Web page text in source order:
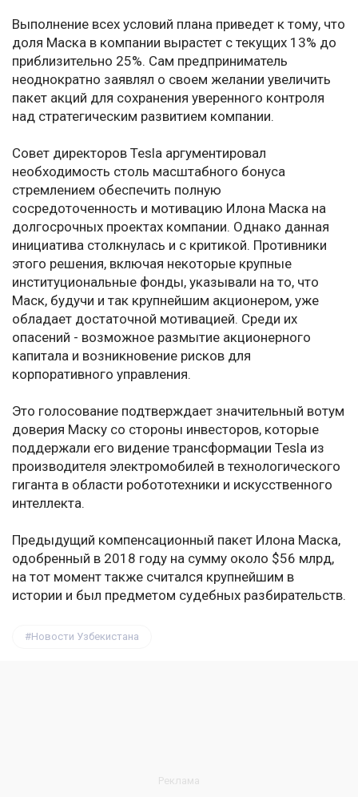
Выполнение всех условий плана приведет к тому, что
доля Маска в компании вырастет с текущих 13% до
приблизительно 25%. Сам предприниматель
неоднократно заявлял о своем желании увеличить
пакет акций для сохранения уверенного контроля
над стратегическим развитием компании.
Совет директоров Tesla аргументировал
необходимость столь масштабного бонуса
стремлением обеспечить полную
сосредоточенность и мотивацию Илона Маска на
долгосрочных проектах компании. Однако данная
инициатива столкнулась и с критикой. Противники
этого решения, включая некоторые крупные
институциональные фонды, указывали на то, что
Маск, будучи и так крупнейшим акционером, уже
обладает достаточной мотивацией. Среди их
опасений - возможное размытие акционерного
капитала и возникновение рисков для
корпоративного управления.
Это голосование подтверждает значительный вотум
доверия Маску со стороны инвесторов, которые
поддержали его видение трансформации Tesla из
производителя электромобилей в технологического
гиганта в области робототехники и искусственного
интеллекта.
Предыдущий компенсационный пакет Илона Маска,
одобренный в 2018 году на сумму около $56 млрд,
на тот момент также считался крупнейшим в
истории и был предметом судебных разбирательств.
Новости Узбекистана